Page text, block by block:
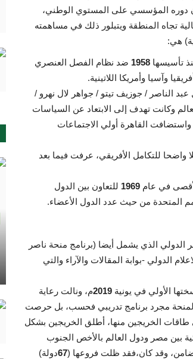
فإن دوره المؤسسي على المستوي الوطني،
تجاه المنطقة ويتبلور ذلك في مساهمته
هي:
تأسيسها 1958 ضد نظام الفصل العنصري
وآسيا وأمريكا اللاتينية.
الناصر / جوزيف تيتو / جواهر لال نهرو /
وكانت تهدف إلى الابتعاد عن السياسات
القاهرة أولي الاجتماعات
للتكامل الأفريقي، عرفت فيما بعد
في عام 1969 للتعاون بين الدول
المتحدة من حيث عدد الدول الأعضاء.
الدولي الذي يشمل أيضا (برنامج منحة ناصر
الدولي -بوابة المقالات والآراء والتي
الأولي في يونية 2019م، ونالت رعاية
مجرد برنامج تدريبي فحسب، بل حرصت
طاقات الخريجين منها، أطلق الخريجين بشكل
بين مصر ودول العالم بالأخص الجنوب
وقد كان،فقد ظلت فروعها (67دولة)